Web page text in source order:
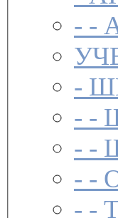
- -
-
- -
- -
- -
- -